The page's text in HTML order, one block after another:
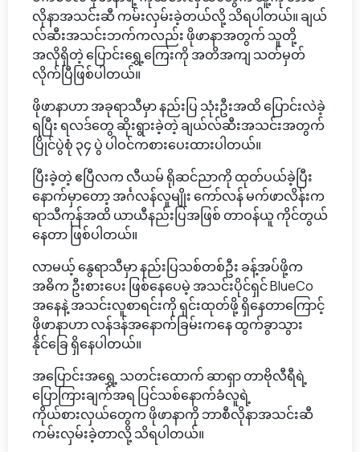
လိုနာအသင်းဆီ ကမ်းလှမ်းခဲ့တယ်လို့ သိရပါတယ်။ ချယ်
လ်ဆီးအသင်းဘက်ကလည်း ဖိုဖာနာအတွက် သူတို့
အလိုရှိတဲ့ ပြောင်းရွှေ့ကြေးကို အတိအကျ သတ်မှတ်
လိုက်ပြီဖြစ်ပါတယ်။
ဖိုဖာနာဟာ အခုရာသီမှာ နည်းပြ သုံးဦးအထိ ပြောင်းလဲခဲ့
ရပြီး ရလဒ်တွေ ဆိုးရွားခဲ့တဲ့ ချယ်လ်ဆီးအသင်းအတွက်
ပြိုင်ပွဲစုံ ၃၄ ပွဲ ပါဝင်ကစားပေးထားပါတယ်။
ပြီးခဲ့တဲ့ ဧပြီလက လီယမ် ရိုဆင်ညာကို ထုတ်ပယ်ခဲ့ပြီး
နောက်မှာတော့ အင်္ဂလန်လူမျိုး ကော်လန် မက်ဖာလိန်းက
ရာသီကုန်အထိ ယာယီနည်းပြအဖြစ် တာဝန်ယူ ကိုင်တွယ်
နေတာ ဖြစ်ပါတယ်။
လာမယ့် နွေရာသီမှာ နည်းပြသစ်တစ်ဦး ခန့်အပ်ဖို့က
အဓိက ဦးစားပေး ဖြစ်နေပေမဲ့ အသင်းပိုင်ရှင် BlueCo
အနေနဲ့ အသင်းလူစာရင်းကို ရှင်းထုတ်ဖို့ ရှိနေတာကြောင့်
ဖိုဖာနာဟာ လန်ဒန်အနောက်ခြမ်းကနေ ထွက်ခွာသွား
နိုင်ခြေ ရှိနေပါတယ်။
အပြောင်းအရွှေ့ သတင်းထောက် ဆာရှာ တာဗိုလီရီရဲ့
ပြောကြားချက်အရ ပြင်သစ်နောက်ခံလူရဲ့
ကိုယ်စားလှယ်တွေက ဖိုဖာနာကို ဘာစီလိုနာအသင်းဆီ
ကမ်းလှမ်းခဲ့တာလို့ သိရပါတယ်။